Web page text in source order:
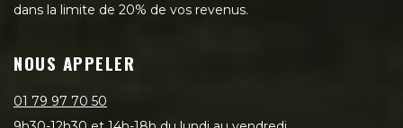
dans la limite de 20% de vos revenus.
NOUS APPELER
01 79 97 70 50